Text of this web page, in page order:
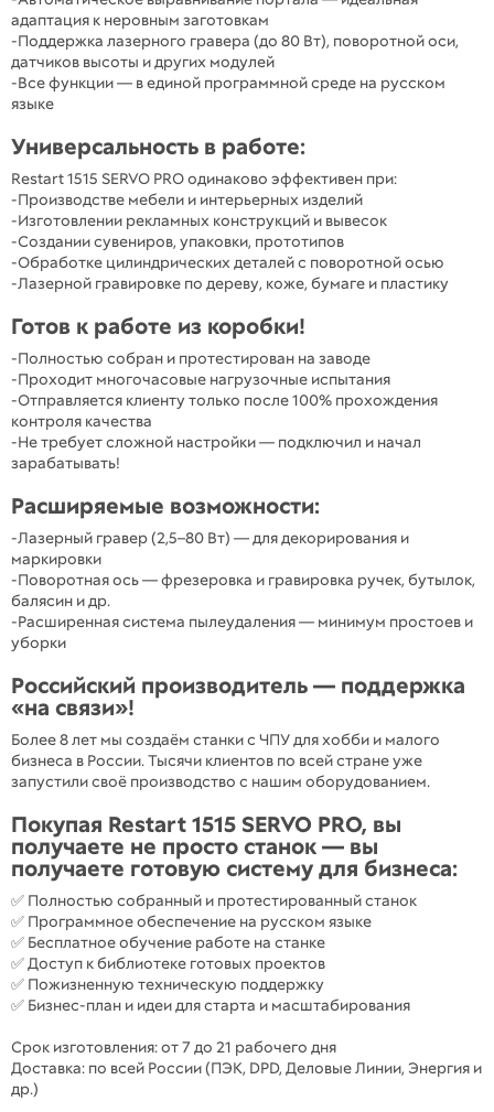
адаптация к неровным заготовкам
-Поддержка лазерного гравера (до 80 Вт), поворотной оси,
датчиков высоты и других модулей
-Все функции — в единой программной среде на русском
языке
Универсальность в работе:
Restart 1515 SERVO PRO одинаково эффективен при:
-Производстве мебели и интерьерных изделий
-Изготовлении рекламных конструкций и вывесок
-Создании сувениров, упаковки, прототипов
-Обработке цилиндрических деталей с поворотной осью
-Лазерной гравировке по дереву, коже, бумаге и пластику
Готов к работе из коробки!
-Полностью собран и протестирован на заводе
-Проходит многочасовые нагрузочные испытания
-Отправляется клиенту только после 100% прохождения
контроля качества
-Не требует сложной настройки — подключил и начал
зарабатывать!
Расширяемые возможности:
-Лазерный гравер (2,5–80 Вт) — для декорирования и
маркировки
-Поворотная ось — фрезеровка и гравировка ручек, бутылок,
балясин и др.
-Расширенная система пылеудаления — минимум простоев и
уборки
Российский производитель — поддержка
«на связи»!
Более 8 лет мы создаём станки с ЧПУ для хобби и малого
бизнеса в России. Тысячи клиентов по всей стране уже
запустили своё производство с нашим оборудованием.
Покупая Restart 1515 SERVO PRO, вы
получаете не просто станок — вы
получаете готовую систему для бизнеса:
✅ Полностью собранный и протестированный станок
✅ Программное обеспечение на русском языке
✅ Бесплатное обучение работе на станке
✅ Доступ к библиотеке готовых проектов
✅ Пожизненную техническую поддержку
✅ Бизнес-план и идеи для старта и масштабирования
Срок изготовления: от 7 до 21 рабочего дня
Доставка: по всей России (ПЭК, DPD, Деловые Линии, Энергия и
др.)